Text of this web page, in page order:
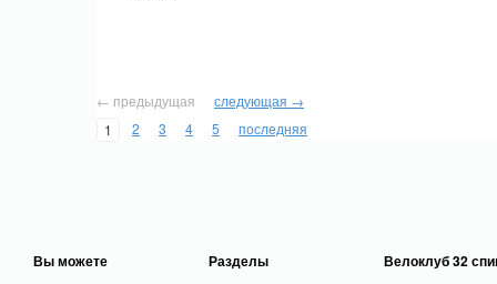
← предыдущая
следующая →
1
2 3 4 5 последняя
Вы можете Разделы Велоклуб 32